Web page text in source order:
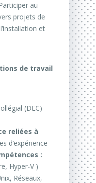
au
projets de
et
de travail
(DEC)
reliées à
d’expérience
:
Hyper-V )
Réseaux,